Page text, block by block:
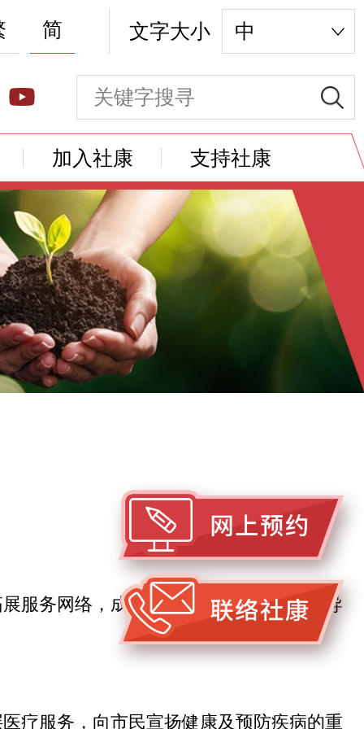
简 文字大小 中
加入社康 支持社康
服务网络，成为社区基层健康服务的领导
疗服务，向市民宣扬健康及预防疾病的重